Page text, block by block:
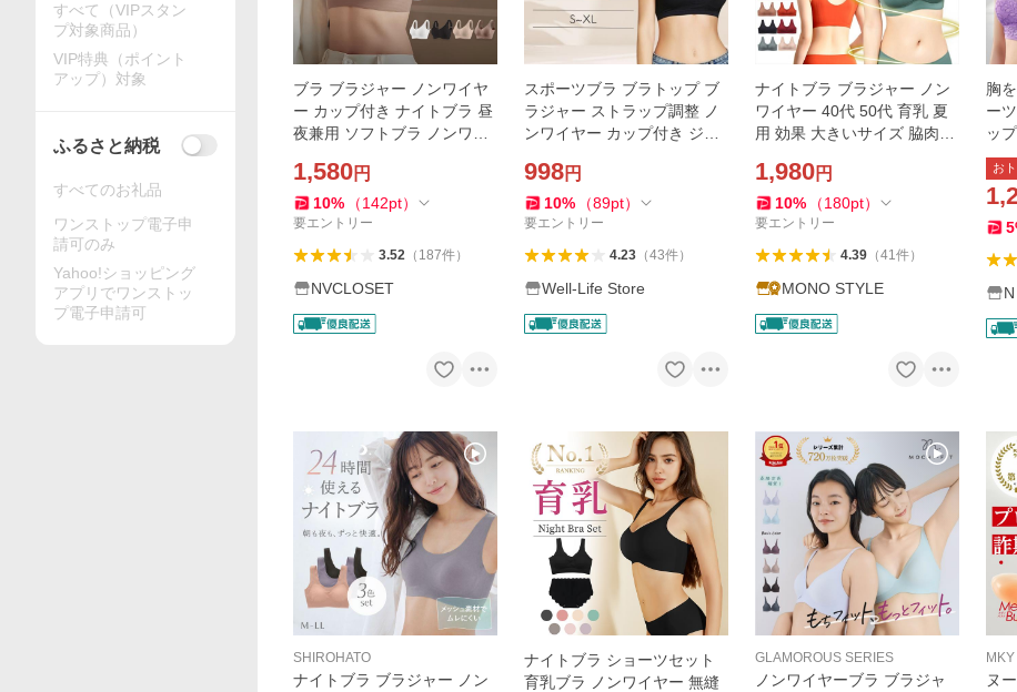
ブラ ブラジャー ノンワイヤ
ー カップ付き ナイトブラ 昼
夜兼用 ソフトブラ ノンワイ
ディース下着 脇高 締め付け
ない 爆買
1,580円
10% （142pt）
要エントリー
3.52（ 187件）
NVCLOSET
スポーツブラ ブラトップ ブ
ラジャー ストラップ調整 ノ
ンワイヤー カップ付き ジュ
サイズ 大きいサイズ
998円
10% （89pt）
要エントリー
4.23（43件）
Well-Life Store
ナイトブラ ブラジャー ノン
ワイヤー 40代 50代 育乳 夏
用 効果 大きいサイズ 脇肉補
1,980円
10% （180pt）
要エントリー
4.39（41件）
MONO STYLE
胸
ー
ッ
着
代
る
お
5
SHIROHATO
ナイトブラ ブラジャー ノン
ナイトブラ ショーツセット
育乳ブラ ノンワイヤー 無縫
GLAMOROUS SERIES
ノンワイヤーブラ ブラジャ
ヌ
すべて（VIPスタン
プ対象商品）
VIP特典（ポイント
アップ）対象
ふるさと納税
すべてのお礼品
ワンストップ電子申
請可のみ
Yahoo!ショッピング
アプリでワンストッ
プ電子申請可